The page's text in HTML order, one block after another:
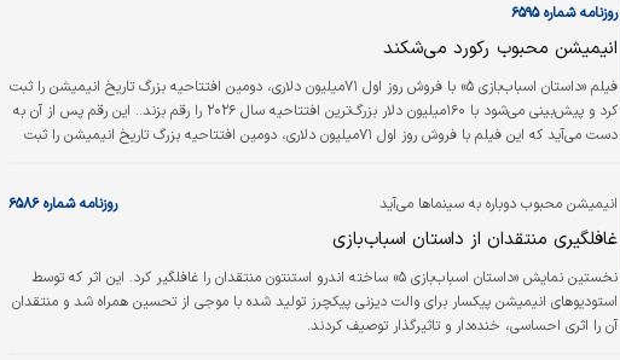
روزنامه شماره ۶۵۹۵
انیمیشن محبوب رکورد می‌شکند
فیلم «داستان اسباب‌بازی ۵» با فروش روز اول ۷۱‌میلیون دلاری، دومین افتتاحیه بزرگ تاریخ انیمیشن را ثبت
کرد و پیش‌بینی می‌شود با ۱۶۰‌میلیون دلار بزرگ‌ترین افتتاحیه سال ۲۰۲۶ را رقم بزند.. این رقم پس از آن به
دست می‌آید که این فیلم با فروش روز اول ۷۱‌میلیون دلاری، دومین افتتاحیه بزرگ تاریخ انیمیشن را ثبت
انیمیشن محبوب دوباره به سینماها می‌آید روزنامه شماره ۶۵۸۶
غافلگیری منتقدان از داستان اسباب‌بازی
نخستین نمایش «داستان اسباب‌بازی ۵» ساخته اندرو استنتون منتقدان را غافلگیر کرد. این اثر که توسط
استودیوهای انیمیشن پیکسار برای والت دیزنی پیکچرز تولید شده با موجی از تحسین همراه شد و منتقدان
آن را اثری احساسی، خنده‌دار و تاثیرگذار توصیف کردند.